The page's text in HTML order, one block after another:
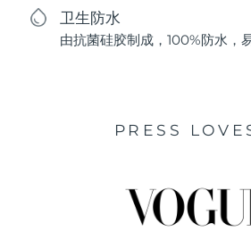
卫生防水
由抗菌硅胶制成，100%防水，
PRESS